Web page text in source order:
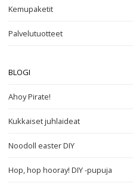
Kemupaketit
Palvelutuotteet
BLOGI
Ahoy Pirate!
Kukkaiset juhlaideat
Noodoll easter DIY
Hop, hop hooray! DIY -pupuja